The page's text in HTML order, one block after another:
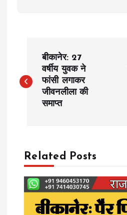
o
n
a
v
बीकानेर: 27
वर्षीय युवक ने
फांसी लगाकर
जीवनलीला की
समाप्त
Related Posts